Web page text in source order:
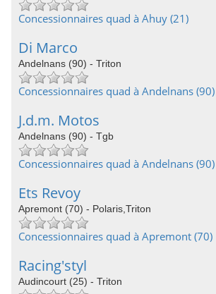
Concessionnaires quad à Ahuy (21)
Di Marco
Andelnans (90) - Triton
Concessionnaires quad à Andelnans (90)
J.d.m. Motos
Andelnans (90) - Tgb
Concessionnaires quad à Andelnans (90)
Ets Revoy
Apremont (70) - Polaris,Triton
Concessionnaires quad à Apremont (70)
Racing'styl
Audincourt (25) - Triton